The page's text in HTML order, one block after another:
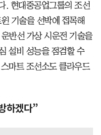
. 현대중공업그룹의 조선
기술을 선박에 접목해
반선 가상 시운전 기술을
설비 성능을 점검할 수
마트 조선소도 클라우드
하겠다”